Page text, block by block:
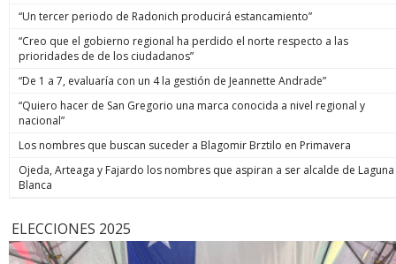
“Un tercer periodo de Radonich producirá estancamiento”
“Creo que el gobierno regional ha perdido el norte respecto a las
prioridades de de los ciudadanos”
“De 1 a 7, evaluaría con un 4 la gestión de Jeannette Andrade”
“Quiero hacer de San Gregorio una marca conocida a nivel regional y
nacional”
Los nombres que buscan suceder a Blagomir Brztilo en Primavera
Ojeda, Arteaga y Fajardo los nombres que aspiran a ser alcalde de Laguna
Blanca
ELECCIONES 2025